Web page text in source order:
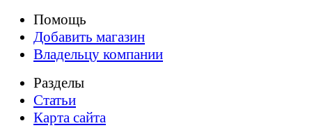
Помощь
Добавить магазин
Владельцу компании
Разделы
Статьи
Карта сайта